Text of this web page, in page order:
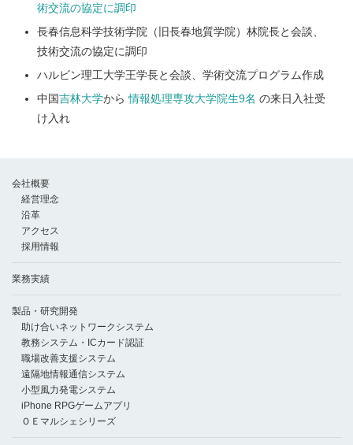
術交流の協定に調印
長春信息科学技術学院（旧長春地質学院）林院長と会談、
技術交流の協定に調印
ハルビン理工大学王学長と会談、学術交流プログラム作成
中国吉林大学から情報処理専攻大学院生9名 の来日入社受
け入れ
会社概要
経営理念
沿革
アクセス
採用情報
業務実績
製品・研究開発
助け合いネットワークシステム
教務システム・ICカード認証
職場改善支援システム
遠隔地情報通信システム
小型風力発電システム
iPhone RPGゲームアプリ
ＯＥマルシェシリーズ